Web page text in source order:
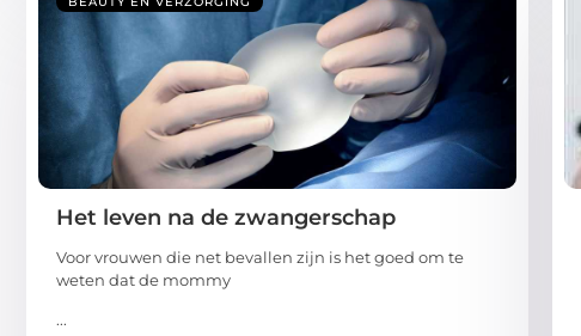
Het leven na de zwangerschap
Voor vrouwen die net bevallen zijn is het goed om te
weten dat de mommy
...